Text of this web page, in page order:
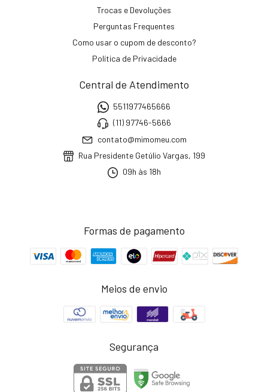
Trocas e Devoluções
Perguntas Frequentes
Como usar o cupom de desconto?
Política de Privacidade
Central de Atendimento
5511977465666
(11) 97746-5666
contato@mimomeu.com
Rua Presidente Getúlio Vargas, 199
09h às 18h
Formas de pagamento
Meios de envio
Segurança